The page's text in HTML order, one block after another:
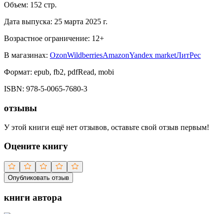
Объем: 152 стр.
Дата выпуска: 25 марта 2025 г.
Возрастное ограничение: 12+
В магазинах: OzonWildberriesAmazonYandex marketЛитРес
Формат: epub, fb2, pdfRead, mobi
ISBN: 978-5-0065-7680-3
отзывы
У этой книги ещё нет отзывов, оставьте свой отзыв первым!
Оцените книгу
Опубликовать отзыв
книги автора